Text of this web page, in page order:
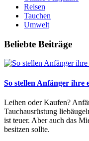
Reisen
Tauchen
Umwelt
Beliebte Beiträge
So stellen Anfänger ihre
Leihen oder Kaufen?
Tauchausrüstung
ist teuer. Aber auch das
besitzen sollte.